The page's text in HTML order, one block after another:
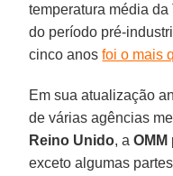
temperatura média
do período pré-
cinco anosfoi o mais
Em sua atualização
de várias agências
Reino Unido, aOMM
exceto algumas